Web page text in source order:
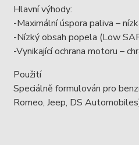
Hlavní výhody:
-Maximální úspora paliva –
-Nízký obsah popela (Low
-Vynikající ochrana motoru –
Použití
Speciálně formulován pro
Romeo, Jeep, DS